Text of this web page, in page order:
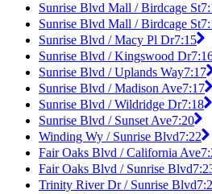
Sunrise Blvd Mall / Birdcage St
Sunrise Blvd Mall / Birdcage St
Sunrise Blvd / Macy Pl Dr7:15
Sunrise Blvd / Kingswood Dr
Sunrise Blvd / Uplands Way7:17
Sunrise Blvd / Madison Ave7:17
Sunrise Blvd / Wildridge Dr7:18
Sunrise Blvd / Sunset Ave7:20
Winding Wy / Sunrise Blvd7:22
Fair Oaks Blvd / California Ave
Fair Oaks Blvd / Sunrise Blvd
Trinity River Dr / Sunrise Blvd